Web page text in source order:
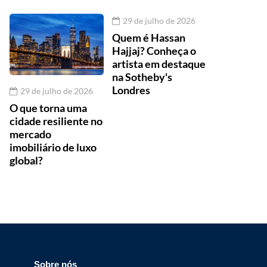
29 de julho de 2026
O que torna uma
cidade resiliente no
mercado
imobiliário de luxo
global?
29 de julho de 2026
Quem é Hassan
Hajjaj? Conheça o
artista em destaque
na Sotheby's
Londres
Sobre nós